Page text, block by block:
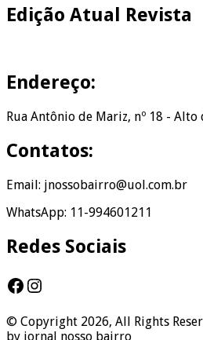
Edição Atual Revista
Endereço:
Rua Antônio de Mariz, nº 18 - Alto
Contatos:
Email: jnossobairro@uol.com.br
WhatsApp: 11-994601211
Redes Sociais
Facebook
Instagram
© Copyright 2026, All Rights
by jornal nosso bairro